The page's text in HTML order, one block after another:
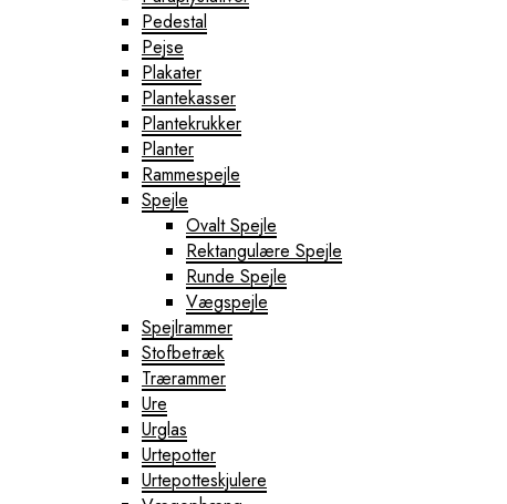
Pedestal
Pejse
Plakater
Plantekasser
Plantekrukker
Planter
Rammespejle
Spejle
Ovalt Spejle
Rektangulære Spejle
Runde Spejle
Vægspejle
Spejlrammer
Stofbetræk
Trærammer
Ure
Urglas
Urtepotter
Urtepotteskjulere